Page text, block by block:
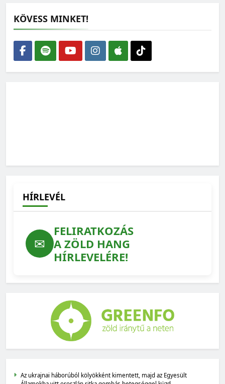
Amikor az ökológus rajzolni kezd – interjú Gallé-Szpisjak
Nikolettel
2026-06-01
KÖVESS MINKET!
HÍRLEVÉL
✉
FELIRATKOZÁS
A ZÖLD HANG
HÍRLEVELÉRE!
Az ukrajnai háborúból kölyökként kimentett, majd az Egyesült